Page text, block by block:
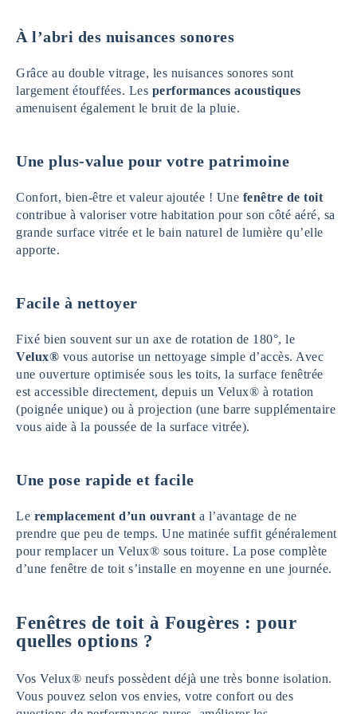
À l’abri des nuisances sonores
Grâce au double vitrage, les nuisances sonores sont
largement étouffées. Les performances acoustiques
amenuisent également le bruit de la pluie.
Une plus-value pour votre patrimoine
Confort, bien-être et valeur ajoutée ! Une fenêtre de toit
contribue à valoriser votre habitation pour son côté aéré, sa
grande surface vitrée et le bain naturel de lumière qu’elle
apporte.
Facile à nettoyer
Fixé bien souvent sur un axe de rotation de 180°, le
Velux® vous autorise un nettoyage simple d’accès. Avec
une ouverture optimisée sous les toits, la surface fenêtrée
est accessible directement, depuis un Velux® à rotation
(poignée unique) ou à projection (une barre supplémentaire
vous aide à la poussée de la surface vitrée).
Une pose rapide et facile
Le remplacement d’un ouvrant a l’avantage de ne
prendre que peu de temps. Une matinée suffit généralement
pour remplacer un Velux® sous toiture. La pose complète
d’une fenêtre de toit s’installe en moyenne en une journée.
Fenêtres de toit à Fougères : pour
quelles options ?
Vos Velux® neufs possèdent déjà une très bonne isolation.
Vous pouvez selon vos envies, votre confort ou des